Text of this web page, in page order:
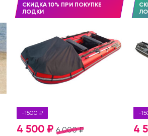
-1500 ₽
СКИДКА 10% ПРИ ПОКУПКЕ
ЛОДКИ
6 000 ₽
4 500 ₽
-
4